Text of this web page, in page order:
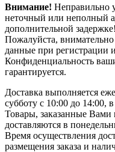
Внимание! Неправильно
неточный или неполный
дополнительной задержке!
Пожалуйста,
данные при регистрации
Конфиденциальность
гарантируется.
Доставка выполняется
субботу с 10:00 до 14:00,
Товары, заказанные Вами
доставляются в
Время осуществления
размещения заказа и